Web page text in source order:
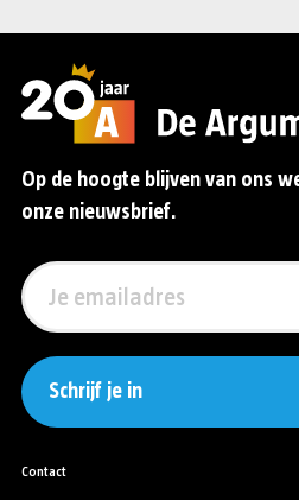
Op de hoogte blijven van ons
onze nieuwsbrief.
Schrijf je in
Contact